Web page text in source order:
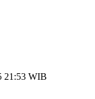
21:53 WIB